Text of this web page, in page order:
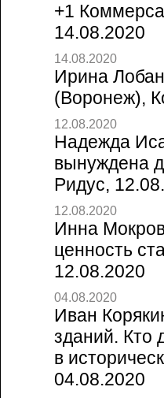
+1
14.08.2020
14.08.2020
Ирина
(Воронеж),
12.08.2020
Надежда
вынуждена
Ридус,
12.08.2020
Инна
ценность
12.08.2020
04.08.2020
Иван
зданий. Кто
в
04.08.2020